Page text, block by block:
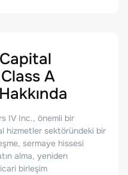
A
Hakkında
IV Inc., önemli bir
hizmetler sektöründeki bir
sermaye hissesi
alma, yeniden
birleşim